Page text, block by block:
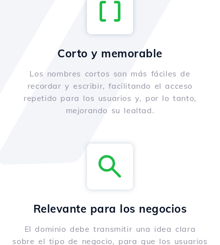
Corto y memorable
Los nombres cortos son más fáciles de
recordar y escribir, facilitando el acceso
repetido para los usuarios y, por lo tanto,
mejorando su lealtad.
Relevante para los negocios
El dominio debe transmitir una idea clara
sobre el tipo de negocio, para que los usuarios